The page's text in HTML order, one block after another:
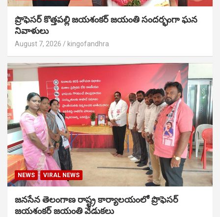
ప్రొఫెసర్ కొత్తపల్లి జయశంకర్ జయంతి సందర్భంగా ఘన
నివాళులు
August 7, 2026 kingofandhra
NEWS VIRAL NEWS
జనసేన తెలంగాణ రాష్ట్ర కార్యాలయంలో ప్రొఫెసర్
జయశంకర్ జయంతి వేడుకలు